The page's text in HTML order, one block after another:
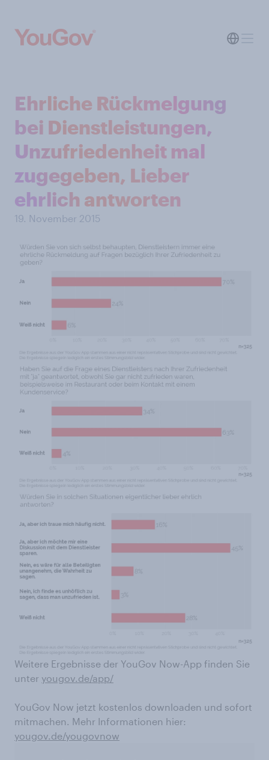
Ehrliche Rückmelgung
bei Dienstleistungen,
Unzufriedenheit mal
zugegeben, Lieber
ehrlich antworten
19. November 2015
Weitere Ergebnisse der YouGov Now-App finden Sie
unter yougov.de/app/
YouGov Now jetzt kostenlos downloaden und sofort
mitmachen. Mehr Informationen hier:
yougov.de/yougovnow